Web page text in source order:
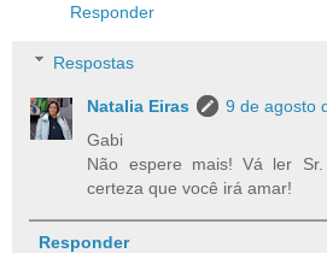
Responder
Respostas
Natalia Eiras
9 de agosto
Gabi
Não espere mais! Vá ler
certeza que você irá amar!
Responder